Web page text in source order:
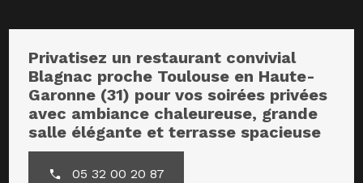
Privatisez un restaurant convivial
Blagnac proche Toulouse en Haute-
Garonne (31) pour vos soirées privées
avec ambiance chaleureuse, grande
salle élégante et terrasse spacieuse
05 32 00 20 87